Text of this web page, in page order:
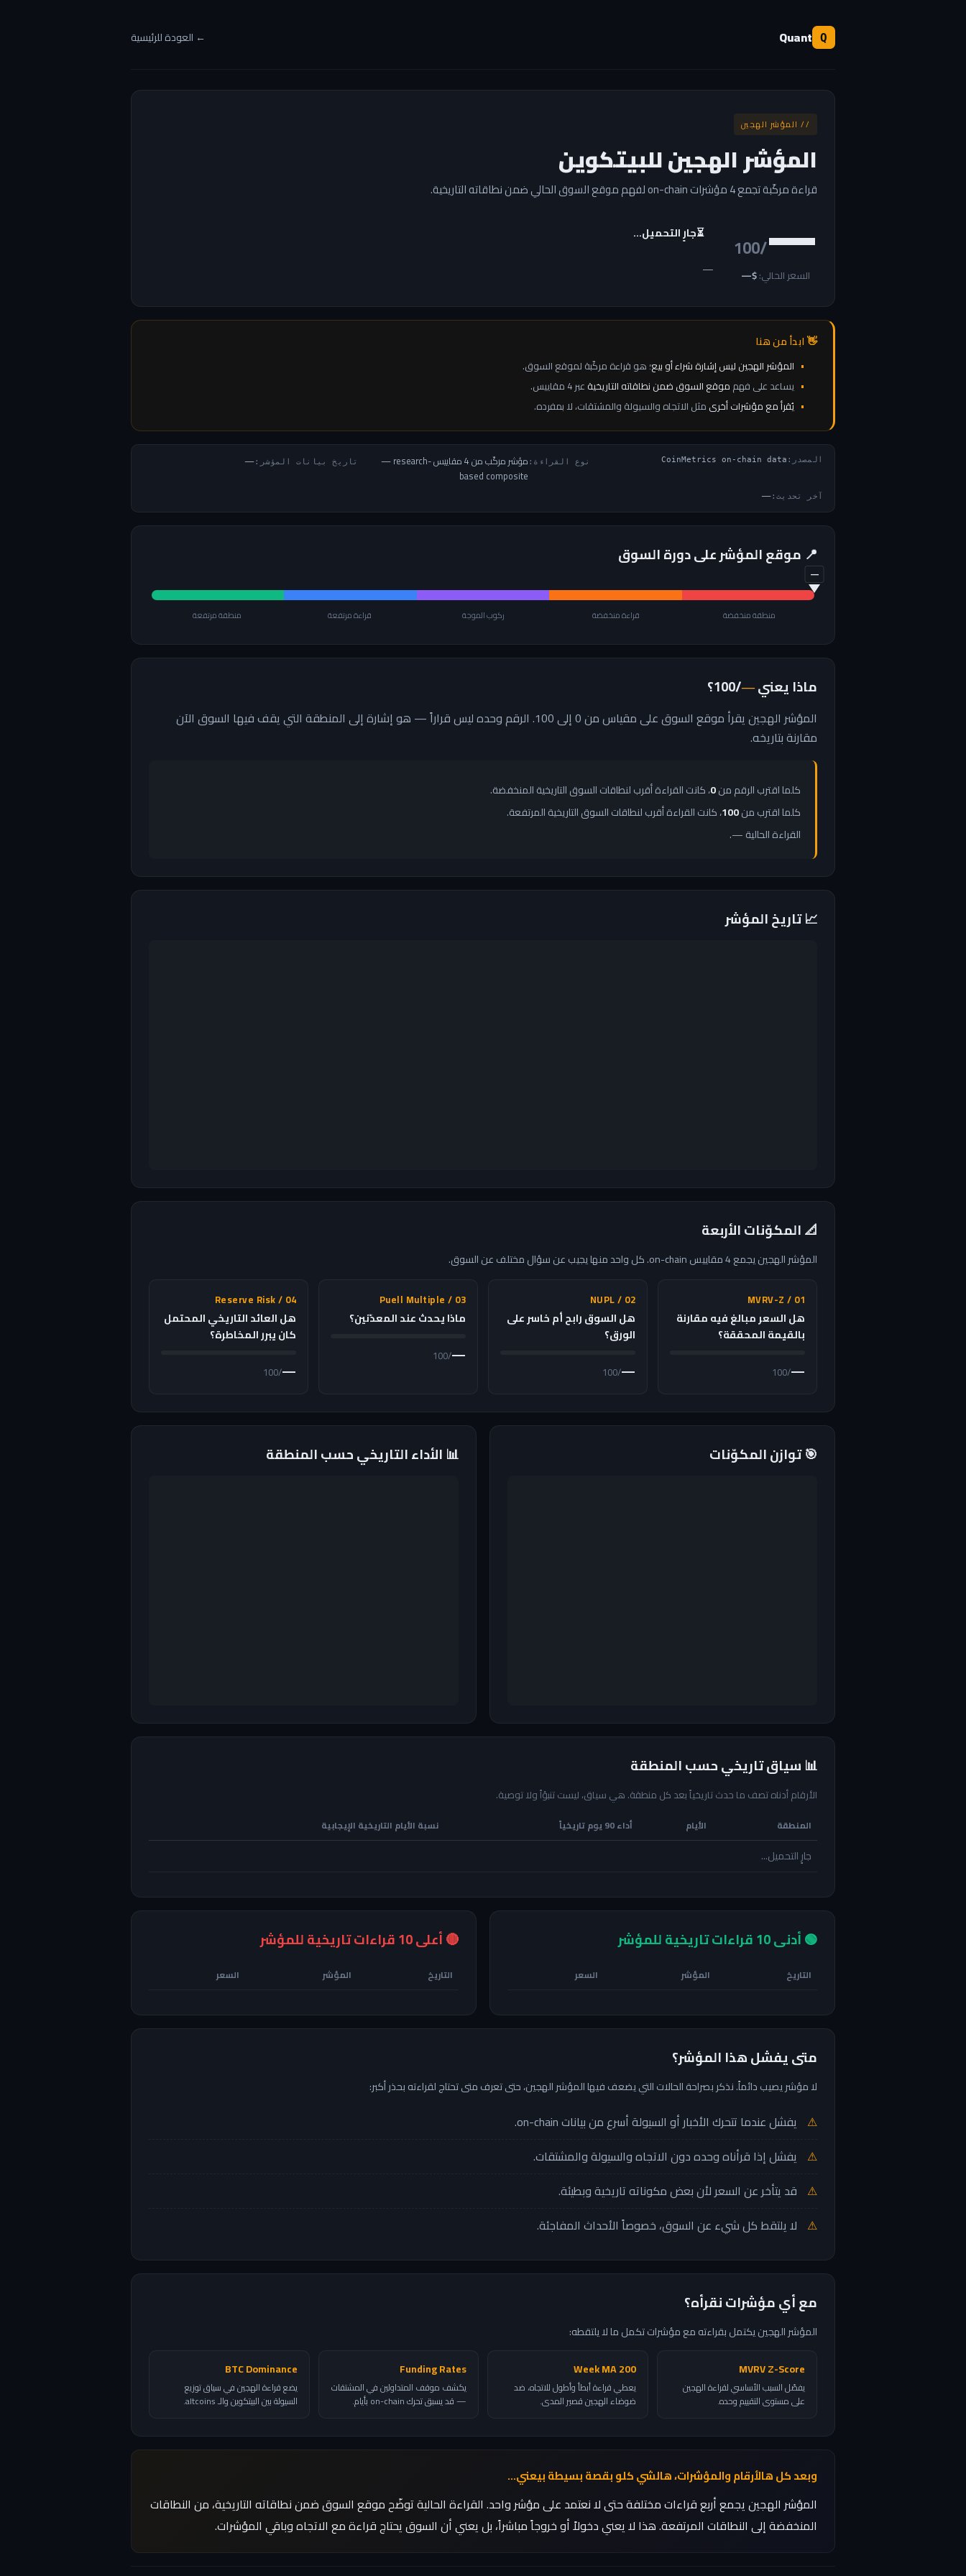
Q
Quant ← العودة للرئيسية
// المؤشر الهجين
المؤشر الهجين للبيتكوين
قراءة مركّبة تجمع 4 مؤشرات on-chain لفهم موقع السوق الحالي ضمن نطاقاته التاريخية.
—
/100
السعر الحالي:$—
⏳جارٍ التحميل…
—
ابدأ من هنا
المؤشر الهجين ليس إشارة شراء أو بيع؛ هو قراءة مركّبة لموقع السوق.
يساعد على فهم موقع السوق ضمن نطاقاته التاريخية عبر 4 مقاييس.
يُقرأ مع مؤشرات أخرى مثل الاتجاه والسيولة والمشتقات، لا بمفرده.
المصدر: CoinMetrics on-chain data نوع القراءة: مؤشر مركّب من 4 مقاييس
— research-
based composite
تاريخ بيانات المؤشر:—
آخر تحديث:—
📍 موقع المؤشر على دورة السوق
منطقة منخفضة قراءة منخفضة ركوب الموجة قراءة مرتفعة منطقة مرتفعة
ماذا يعني—/100؟
المؤشر الهجين يقرأ موقع السوق على مقياس من 0 إلى 100. الرقم وحده ليس قراراً — هو إشارة إلى المنطقة التي يقف فيها السوق الآن
مقارنة بتاريخه.
كلما اقترب الرقم من0، كانت القراءة أقرب لنطاقات السوق التاريخية المنخفضة.
كلما اقترب من100، كانت القراءة أقرب لنطاقات السوق التاريخية المرتفعة.
القراءة الحالية —.
📈 تاريخ المؤشر
📐 المكوّنات الأربعة
المؤشر الهجين يجمع 4 مقاييس on-chain. كل واحد منها يجيب عن سؤال مختلف عن السوق.
01 / MVRV-Z
هل السعر مبالغ فيه مقارنة
بالقيمة المحققة؟
—
/100
02 / NUPL
هل السوق رابح أم خاسر على
الورق؟
—
/100
03 / Puell Multiple
ماذا يحدث عند المعدّنين؟
—
/100
04 / Reserve Risk
هل العائد التاريخي المحتمل
كان يبرر المخاطرة؟
—
/100
🎯 توازن المكوّنات 📊 الأداء التاريخي حسب المنطقة
📊 سياق تاريخي حسب المنطقة
الأرقام أدناه تصف ما حدث تاريخياً بعد كل منطقة. هي سياق، ليست تنبؤاً ولا توصية.
المنطقة الأيام أداء 90 يوم تاريخياً نسبة الأيام التاريخية الإيجابية
جارٍ التحميل...
🟢 أدنى 10 قراءات تاريخية للمؤشر
التاريخ المؤشر السعر
🔴 أعلى 10 قراءات تاريخية للمؤشر
التاريخ المؤشر السعر
متى يفشل هذا المؤشر؟
لا مؤشر يصيب دائماً. نذكر بصراحة الحالات التي يضعف فيها المؤشر الهجين، حتى تعرف متى تحتاج لقراءته بحذر أكبر:
يفشل عندما تتحرك الأخبار أو السيولة أسرع من بيانات on-chain.
يفشل إذا قرأناه وحده دون الاتجاه والسيولة والمشتقات.
قد يتأخر عن السعر لأن بعض مكوناته تاريخية وبطيئة.
لا يلتقط كل شيء عن السوق، خصوصاً الأحداث المفاجئة.
مع أي مؤشرات نقرأه؟
المؤشر الهجين يكتمل بقراءته مع مؤشرات تكمل ما لا يلتقطه:
MVRV Z-Score
يفصّل السبب الأساسي لقراءة الهجين
على مستوى التقييم وحده.
200 Week MA
يعطي قراءة أبطأ وأطول للاتجاه، ضد
ضوضاء الهجين قصير المدى.
Funding Rates
يكشف موقف المتداولين في المشتقات
— قد يسبق تحرك on-chain بأيام.
BTC Dominance
يضع قراءة الهجين في سياق توزيع
السيولة بين البيتكوين والـ altcoins.
وبعد كل هالأرقام والمؤشرات، هالشي كلو بقصة بسيطة بيعني...
المؤشر الهجين يجمع أربع قراءات مختلفة حتى لا نعتمد على مؤشر واحد. القراءة الحالية توضّح موقع السوق ضمن نطاقاته التاريخية، من النطاقات
المنخفضة إلى النطاقات المرتفعة. هذا لا يعني دخولاً أو خروجاً مباشراً، بل يعني أن السوق يحتاج قراءة مع الاتجاه وباقي المؤشرات.